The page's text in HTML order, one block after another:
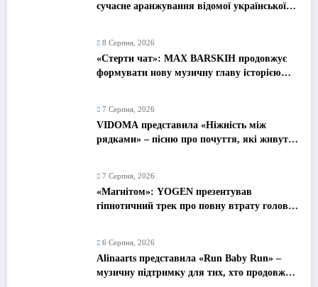
сучасне аранжування відомої української
8 Серпня, 2026
«Стерти чат»: MAX BARSKIH продовжує
формувати нову музичну главу історією
7 Серпня, 2026
VIDOMA представила «Ніжність між
рядками» – пісню про почуття, які живуть
7 Серпня, 2026
«Магнітом»: YOGEN презентував
гіпнотичний трек про повну втрату голови
6 Серпня, 2026
Alinaarts представила «Run Baby Run» –
музичну підтримку для тих, хто продовжує